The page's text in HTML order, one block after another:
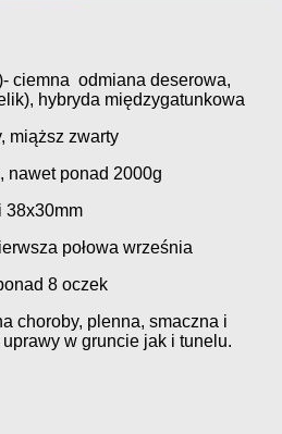
ciemna odmiana deserowa,
hybryda międzygatunkowa
miąższ zwarty
nawet ponad 2000g
38x30mm
połowa września
8 oczek
choroby, plenna, smaczna i
w gruncie jak i tunelu.